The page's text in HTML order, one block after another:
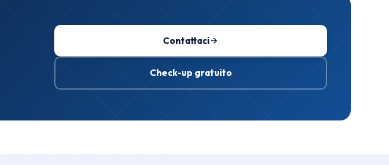
Contattaci
Check-up gratuito